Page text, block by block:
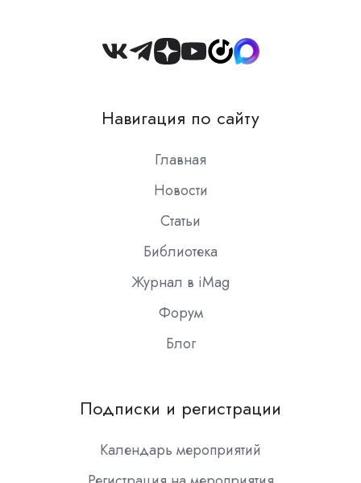
Join
Slack
Навигация по сайту
Главная
Новости
Статьи
Библиотека
Журнал в iMag
Форум
Блог
Подписки и регистрации
Календарь мероприятий